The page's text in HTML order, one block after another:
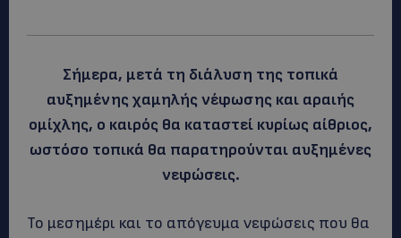
Σήμερα, μετά τη διάλυση της τοπικά
αυξημένης χαμηλής νέφωσης και αραιής
ομίχλης, ο καιρός θα καταστεί κυρίως αίθριος,
ωστόσο τοπικά θα παρατηρούνται αυξημένες
νεφώσεις.
Το μεσημέρι και το απόγευμα νεφώσεις που θα